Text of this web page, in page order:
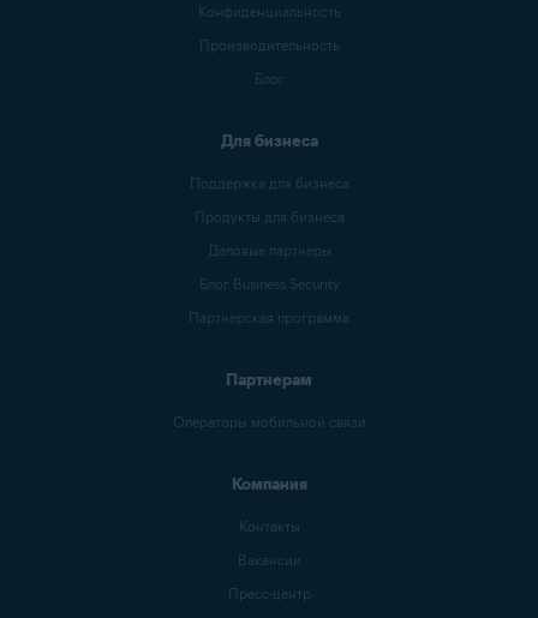
Конфиденциальность
Производительность
Блог
Для бизнеса
Поддержка для бизнеса
Продукты для бизнеса
Деловые партнеры
Блог Business Security
Партнерская программа
Партнерам
Операторы мобильной связи
Компания
Контакты
Вакансии
Пресс-центр